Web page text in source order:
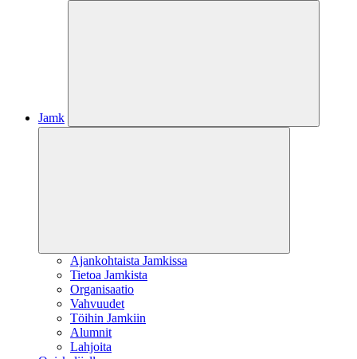
Jamk
Ajankohtaista Jamkissa
Tietoa Jamkista
Organisaatio
Vahvuudet
Töihin Jamkiin
Alumnit
Lahjoita